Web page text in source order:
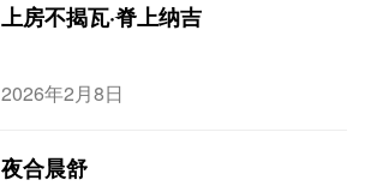
上房不揭瓦·脊上纳吉
2026年2月8日
夜合晨舒